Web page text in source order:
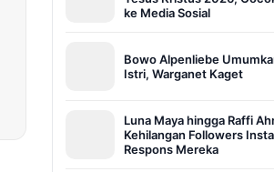
ke Media Sosial
Bowo Alpenliebe
Istri, Warganet Kaget
Luna Maya hingga Raffi
Kehilangan Followers
Respons Mereka